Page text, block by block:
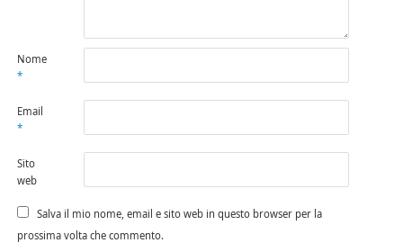
Nome
*
Email
*
Sito
web
Salva il mio nome, email e sito web in questo browser per la
prossima volta che commento.